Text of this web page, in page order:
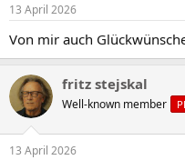
e
:
13 April 2026
Von mir auch
fritz stejskal
Well-known member
13 April 2026